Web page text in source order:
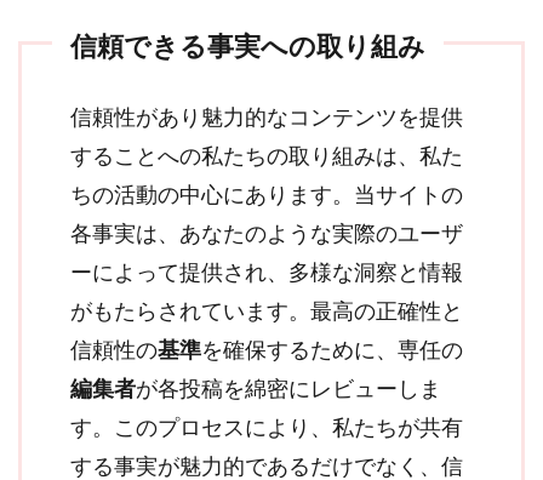
信頼できる事実への取り組み
信頼性があり魅力的なコンテンツを提供
することへの私たちの取り組みは、私た
ちの活動の中心にあります。当サイトの
各事実は、あなたのような実際のユーザ
ーによって提供され、多様な洞察と情報
がもたらされています。最高の正確性と
信頼性の基準を確保するために、専任の
編集者が各投稿を綿密にレビューしま
す。このプロセスにより、私たちが共有
する事実が魅力的であるだけでなく、信